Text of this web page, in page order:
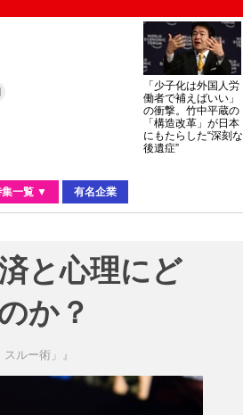
「少子化は外国人労
働者で補えばいい」
の衝撃。竹中平蔵の
「構造改革」が日本
にもたらした“深刻な
後遺症”
集一覧 ▼ 有名企業
と心理にど
か？
ルー術」』